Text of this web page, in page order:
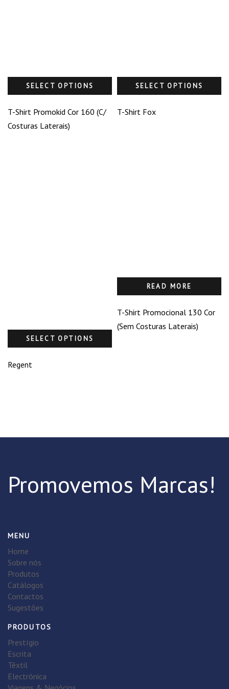
SELECT OPTIONS
T-Shirt Promokid Cor 160 (C/
Costuras Laterais)
SELECT OPTIONS
T-Shirt Fox
SELECT OPTIONS
Regent
READ MORE
T-Shirt Promocional 130 Cor
(Sem Costuras Laterais)
Promovemos Marcas!
MENU
Home
Sobre nós
Produtos
Catálogos
Contactos
Sugestões
PRODUTOS
Prestígio
Escrita
Têxtil
Electrónica